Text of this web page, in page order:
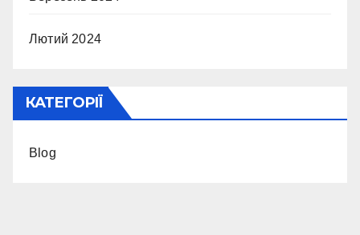
Лютий 2024
КАТЕГОРІЇ
Blog